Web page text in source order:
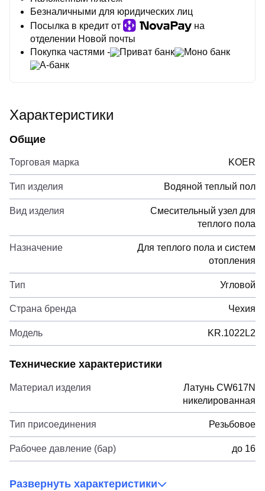
Безналичными для юридических лиц
Посылка в кредит от
на
отделении Новой почты
Покупка частями -
Приват банк
Моно банк
А-банк
Характеристики
Общие
Торговая марка KOER
Тип изделия Водяной теплый пол
Вид изделия
Смесительный узел для
теплого пола
Назначение
Для теплого пола и систем
отопления
Тип Угловой
Страна бренда Чехия
Модель KR.1022L2
Технические характеристики
Материал изделия
Латунь CW617N
никелированная
Тип присоединения Резьбовое
Рабочее давление (бар) до 16
Развернуть характеристики